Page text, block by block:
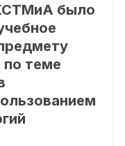
было
по теме